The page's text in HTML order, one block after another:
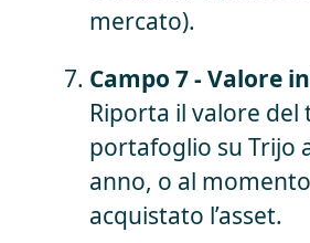
mercato).
Campo 7 - Valore
Riporta il valore del
portafoglio su Trijo
anno, o al
acquistato l’asset.